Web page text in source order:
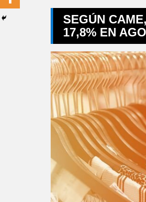
SEGÚN
17,8% EN